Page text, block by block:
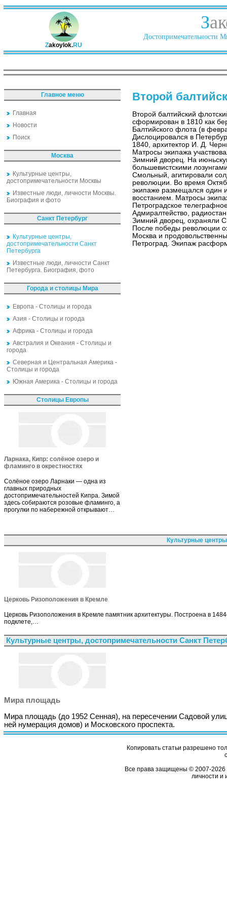
Zakoylok.RU
З
Достопримечательности
Главное меню
Главная
Новости
Поиск
Москва
Культурные центры,
достопримечательности Москвы
Известные люди, личности Москвы.
Биография и фото
Санкт Петербург
Культурные центры,
достопримечательности Санкт
Петербурга
Известные люди, личности Санкт
Петербурга. Биография, фото
Города и столицы Мира
Европа - Столицы и города
Азия - Столицы и города
Африка - Столицы и города
Австралия и Океания - Столицы и
города
Северная и Центральная Америка -
Столицы и города
Южная Америка - Столицы и города
Столицы Европы
Ларнака, Кипр: солёное озеро и
фламинго в окрестностях
Солёное озеро Ларнаки — одна из
главных природных
достопримечательностей Кипра. Зимой
здесь собираются розовые фламинго, а
прогулки по набережной открывают…
Второй
Второй балтийский
сформирован в 1810 как
Балтийского флота (в
Дислоцировался в
1840, архитектор И. Д.
Матросы экипажа
Зимний дворец. На
большевистскими
Смольный, агитировали
революции. Во время
экипаже размещался один
восстанием. Матросы
Петроградское
Адмиралтейство,
Зимний дворец, охраняли
После победы революции
Москва и
Петроград. Экипаж
Культурные
Церковь Ризоположения в Кремле
Церковь Ризоположения в Кремле памятник архитектуры. Построена в
подклете,…
Культурные центры, достопримечательности Санкт
Мира площадь
Мира площадь (до 1952 Сенная), на пересечении Садовой
ней нумерация домов) и Московского проспекта.
Копировать статьи разрешено
Все права защищены © 2007-2026
личности и